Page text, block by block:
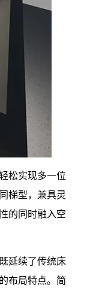
松实现多一位
梯型，兼具灵
的同时融入空
延续了传统床
布局特点。简